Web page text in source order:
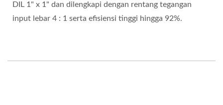
DIL 1" x 1" dan dilengkapi dengan rentang tegangan
input lebar 4 : 1 serta efisiensi tinggi hingga 92%.